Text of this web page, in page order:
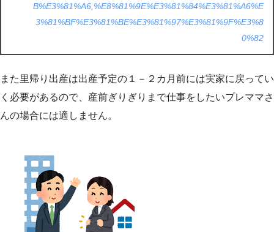
B%E3%81%A6,%E8%81%9E%E3%81%84%E3%81%A6%E
3%81%BF%E3%81%BE%E3%81%97%E3%81%9F%E3%8
0%82
また里帰り出産は出産予定の１－２カ月前には実家に戻ってい
く必要があるので、産前ぎりぎりまで仕事をしたいプレママさ
んの場合には適しません。